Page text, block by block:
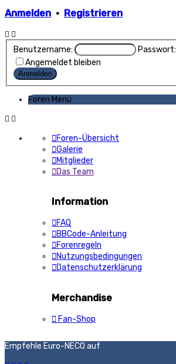
Anmelden • Registrieren
Benutzername:
Passwort:
Angemeldet bleiben
Foren Menü
Foren-Übersicht
Galerie
Mitglieder
Das Team
Information
FAQ
BBCode-Anleitung
Forenregeln
Nutzungsbedingungen
Datenschutzerklärung
Merchandise
Fan-Shop
Empfehle Euro-NECO auf